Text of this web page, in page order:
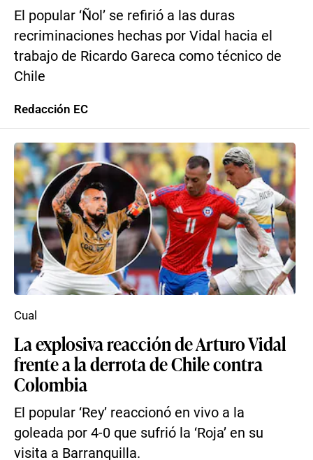
El popular ‘Ñol’ se refirió a las duras
recriminaciones hechas por Vidal hacia el
trabajo de Ricardo Gareca como técnico de
Chile
Redacción EC
La explosiva reacción de Arturo Vidal
frente a la derrota de Chile contra
Colombia
El popular ‘Rey’ reaccionó en vivo a la
goleada por 4-0 que sufrió la ‘Roja’ en su
visita a Barranquilla.
Cual